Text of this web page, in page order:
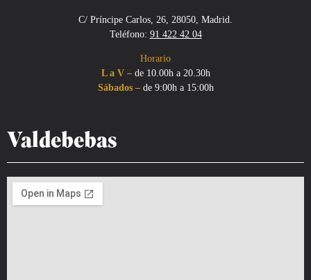
C/ Príncipe Carlos, 26, 28050, Madrid.
Teléfono: 91 422 42 04
Horario
L a V – de 10.00h a 20.30h
Sábados –de 9:00h a 15:00h
Valdebebas